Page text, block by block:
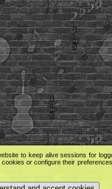
to keep alive sessions for
or configure their